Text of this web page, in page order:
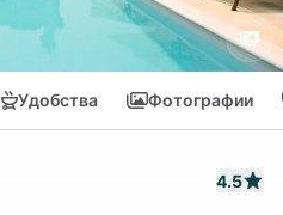
Удобства Фотографии
4.5